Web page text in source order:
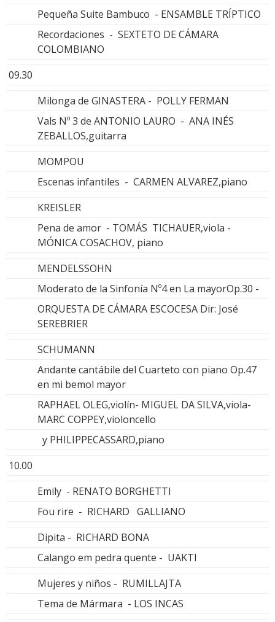
Pequeña Suite Bambuco - ENSAMBLE TRÍPTICO
Recordaciones - SEXTETO DE CÁMARA
COLOMBIANO
09.30
Milonga de GINASTERA - POLLY FERMAN
Vals Nº 3 de ANTONIO LAURO - ANA INÉS
ZEBALLOS,guitarra
MOMPOU
Escenas infantiles - CARMEN ALVAREZ,piano
KREISLER
Pena de amor - TOMÁS TICHAUER,viola -
MÓNICA COSACHOV, piano
MENDELSSOHN
Moderato de la Sinfonía Nº4 en La mayorOp.30 -
ORQUESTA DE CÁMARA ESCOCESA Dir: José
SEREBRIER
SCHUMANN
Andante cantábile del Cuarteto con piano Op.47
en mi bemol mayor
RAPHAEL OLEG,violín- MIGUEL DA SILVA,viola-
MARC COPPEY,violoncello
y PHILIPPECASSARD,piano
10.00
Emily - RENATO BORGHETTI
Fou rire - RICHARD GALLIANO
Dipita - RICHARD BONA
Calango em pedra quente - UAKTI
Mujeres y niños - RUMILLAJTA
Tema de Mármara - LOS INCAS